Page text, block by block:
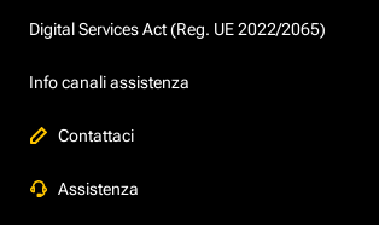
Digital Services Act (Reg. UE 2022/2065)
Info canali assistenza
Contattaci
Assistenza